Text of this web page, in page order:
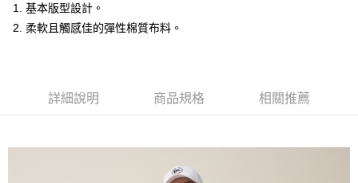
全家取貨付款
每筆NT$60，滿NT$1,500(含以上)免運費
1. 基本版型設計。
2. 柔軟且觸感佳的彈性棉質布料。
詳細說明 商品規格 相關推薦